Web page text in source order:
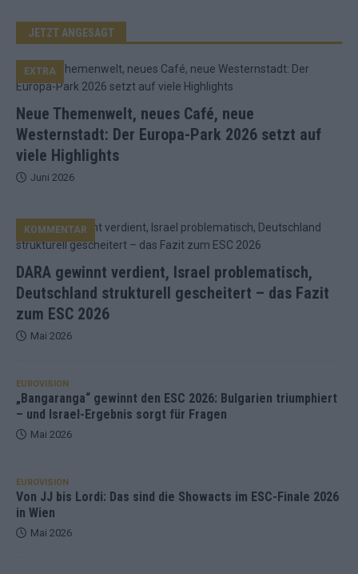
JETZT ANGESAGT
Neue Themenwelt, neues Café, neue
Westernstadt: Der Europa-Park 2026 setzt auf
viele Highlights
EXTRA
Juni 2026
DARA gewinnt verdient, Israel problematisch,
Deutschland strukturell gescheitert – das Fazit
zum ESC 2026
KOMMENTAR
Mai 2026
EUROVISION
„Bangaranga“ gewinnt den ESC 2026: Bulgarien triumphiert
– und Israel-Ergebnis sorgt für Fragen
Mai 2026
EUROVISION
Von JJ bis Lordi: Das sind die Showacts im ESC-Finale 2026
in Wien
Mai 2026